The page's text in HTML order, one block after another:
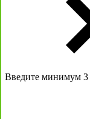
Введите минимум 3